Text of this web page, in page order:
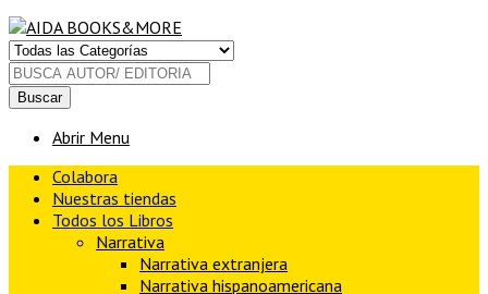
Buscar
Abrir Menu
Colabora
Nuestras tiendas
Todos los Libros
Narrativa
Narrativa extranjera
Narrativa hispanoamericana